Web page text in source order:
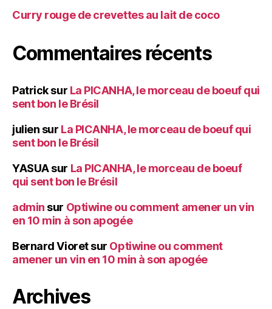
Curry rouge de crevettes au lait de coco
Commentaires récents
Patricksur La PICANHA, le morceau de boeuf qui
sent bon le Brésil
julien sur La PICANHA, le morceau de boeuf qui
sent bon le Brésil
YASUAsur La PICANHA, le morceau de boeuf
qui sent bon le Brésil
admin sur Optiwine ou comment amener un vin
en 10 min à son apogée
Bernard Vioretsur Optiwine ou comment
amener un vin en 10 min à son apogée
Archives